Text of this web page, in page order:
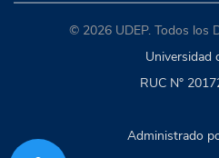
© 2026 UDEP. Todos los
Universidad
RUC N°
Administrado